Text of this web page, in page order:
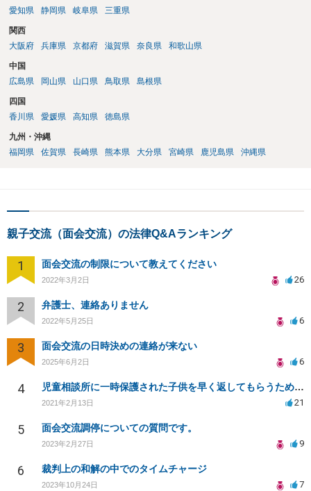
愛知県
静岡県 岐阜県 三重県
関西
大阪府
兵庫県 京都府 滋賀県 奈良県 和歌山県
中国
広島県
岡山県 山口県 鳥取県 島根県
四国
香川県
愛媛県 高知県 徳島県
九州・沖縄
福岡県
佐賀県 長崎県 熊本県 大分県 宮崎県 鹿児島県 沖縄県
親子交流（面会交流）の法律Q&Aランキング
1 面会交流の制限について教えてください
2022年3月2日 26
2 弁護士、連絡ありません
2022年5月25日 6
3 面会交流の日時決めの連絡が来ない
2025年6月2日 6
4 児童相談所に一時保護された子供を早く返してもらうために何をしたら良いでしょうか？
2021年2月13日 21
5 面会交流調停についての質問です。
2023年2月27日 9
6 裁判上の和解の中でのタイムチャージ
2023年10月24日 7